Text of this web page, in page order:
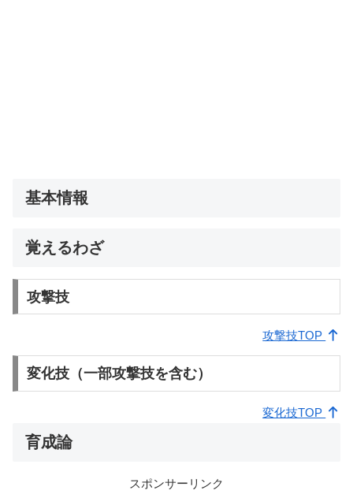
基本情報
覚えるわざ
攻撃技
攻撃技TOP
変化技（一部攻撃技を含む）
変化技TOP
育成論
スポンサーリンク